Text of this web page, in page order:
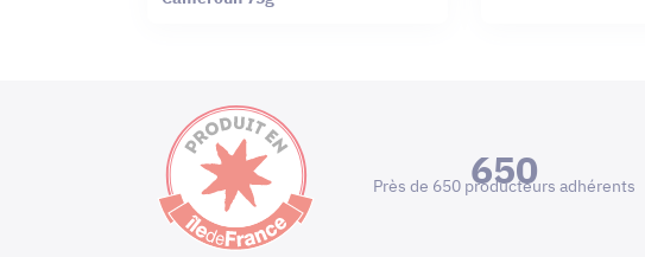
650
Près de 650 producteurs adhérents